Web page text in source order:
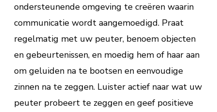
ondersteunende omgeving te creëren waarin
communicatie wordt aangemoedigd. Praat
regelmatig met uw peuter, benoem objecten
en gebeurtenissen, en moedig hem of haar aan
om geluiden na te bootsen en eenvoudige
zinnen na te zeggen. Luister actief naar wat uw
peuter probeert te zeggen en geef positieve